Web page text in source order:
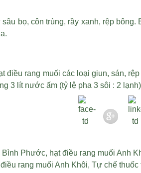
bọ, côn trùng, rầy xanh, rệp
điều rang muối các loại giun, sán,
3 lít nước ấm (tỷ lệ pha 3 sôi : 2
Bình Phước, hạt điều rang muối Anh
điều rang muối Anh Khôi,Tự chế